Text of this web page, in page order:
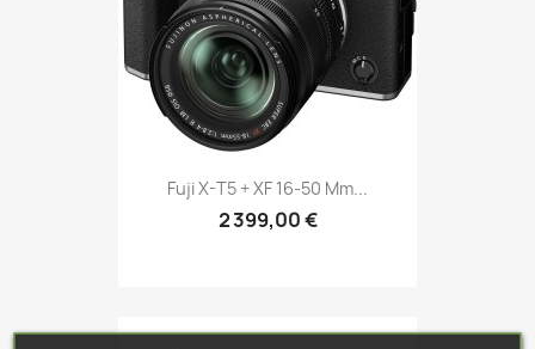
Fuji X-T5 + XF 16-50 Mm...
2 399,00 €